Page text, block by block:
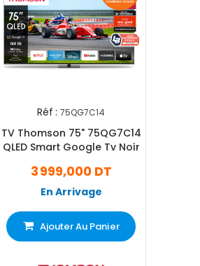
Réf : 75QG7C14
TV Thomson 75" 75QG7C14
QLED Smart Google Tv Noir
3 999,000 DT
En Arrivage
Ajouter Au Panier